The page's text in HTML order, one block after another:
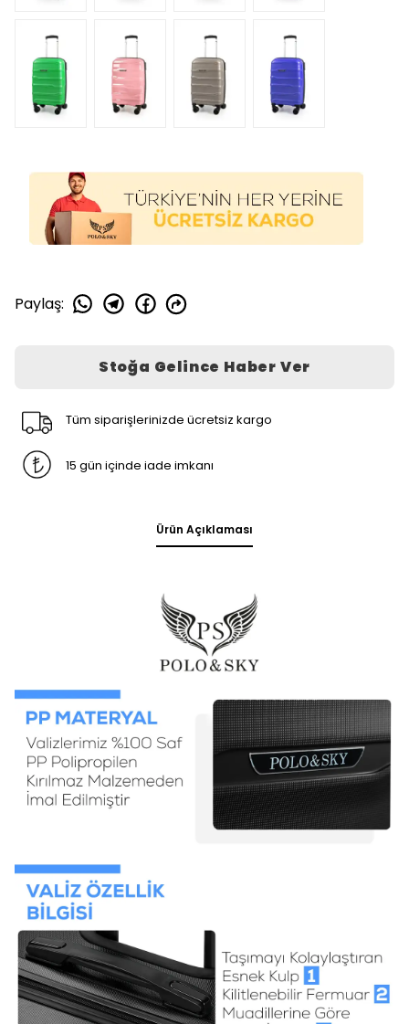
Paylaş:
Stoğa Gelince Haber Ver
Tüm siparişlerinizde ücretsiz kargo
15 gün içinde iade imkanı
Ürün Açıklaması